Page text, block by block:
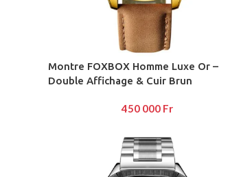
Montre FOXBOX Homme Luxe Or –
Double Affichage & Cuir Brun
450 000 Fr